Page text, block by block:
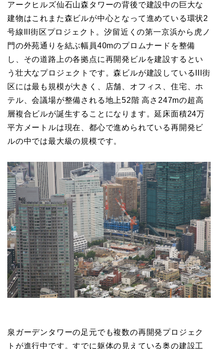
アークヒルズ仙石山森タワーの背後で建設中の巨大な
建物はこれまた森ビルが中心となって進めている環状2
号線III街区プロジェクト。汐留近くの第一京浜から虎ノ
門の外苑通りを結ぶ幅員40mのプロムナードを整備
し、その道路上の各拠点に再開発ビルを建設するとい
う壮大なプロジェクトです。森ビルが建設しているIII街
区には最も規模が大きく、店舗、オフィス、住宅、ホ
テル、会議場が整備される地上52階 高さ247mの超高
層複合ビルが誕生することになります。延床面積24万
平方メートルは現在、都心で進められている再開発ビ
ルの中では最大級の規模です。
泉ガーデンタワーの足元でも複数の再開発プロジェク
トが進行中です。すでに躯体の見えている奥の建設工